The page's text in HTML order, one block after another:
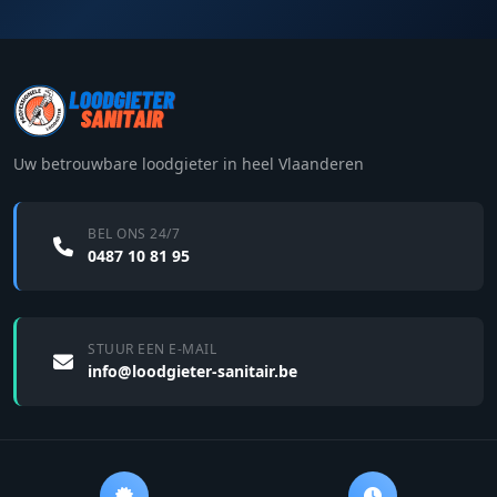
Uw betrouwbare loodgieter in heel Vlaanderen
BEL ONS 24/7
0487 10 81 95
STUUR EEN E-MAIL
info@loodgieter-sanitair.be